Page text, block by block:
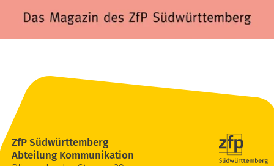
ZfP Südwürttemberg
Abteilung Kommunikation